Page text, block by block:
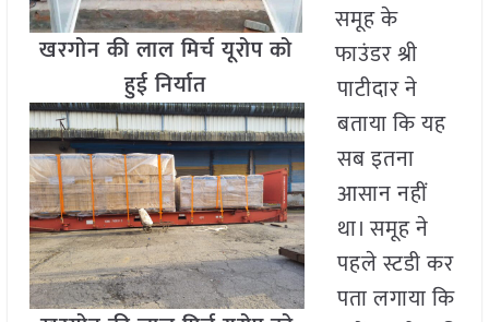
खरगोन की लाल मिर्च यूरोप को
हुई निर्यात
समूह के
फाउंडर श्री
पाटीदार ने
बताया कि यह
सब इतना
आसान नहीं
था। समूह ने
पहले स्टडी कर
पता लगाया कि